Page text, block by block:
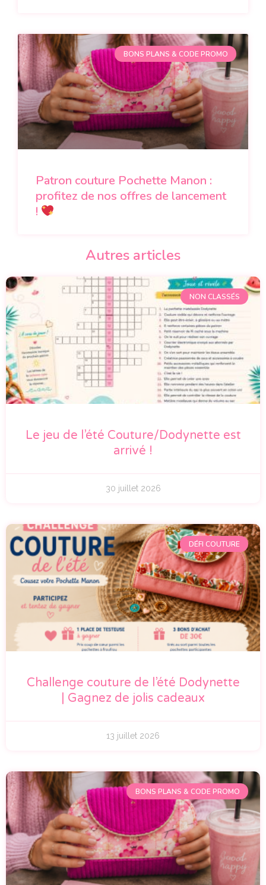
BONS PLANS & CODE PROMO
Patron couture Pochette Manon :
profitez de nos offres de lancement
!
Autres articles
NON CLASSÉS
Le jeu de l’été Couture/Dodynette est
arrivé !
30 juillet 2026
DÉFI COUTURE
Challenge couture de l’été Dodynette
| Gagnez de jolis cadeaux
13 juillet 2026
BONS PLANS & CODE PROMO